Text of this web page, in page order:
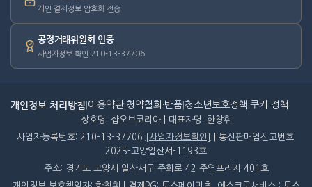
개인·결제정보 암호화 전송
공정거래위원회 인증
사업자정보 확인 210-13-37706
개인정보 처리방침 이용약관 청약철회·반품 청소년보호정책 쿠키 정책
상호명: 샵오브코리아 | 대표자명: 한창휘
사업자등록번호: 210-13-37706
[사업자정보확인]
| 통신판매업신고번호:
2025-고양일산서-1193호
주소: 경기도 고양시 일산서구 주화로 42 주엽프라자 401호